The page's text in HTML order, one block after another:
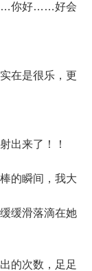
你好……好会
在是很乐，更
来了！！
的瞬间，我大
缓滑落滴在她
的次数，足足